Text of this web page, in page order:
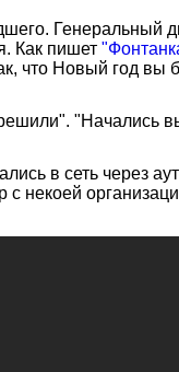
Как пишет
что Новый год
"Начались
в сеть
некоей